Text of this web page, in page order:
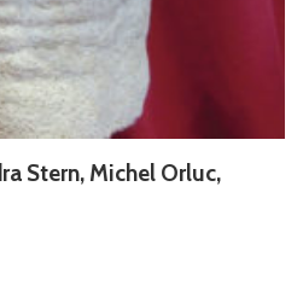
Stern, Michel Orluc,